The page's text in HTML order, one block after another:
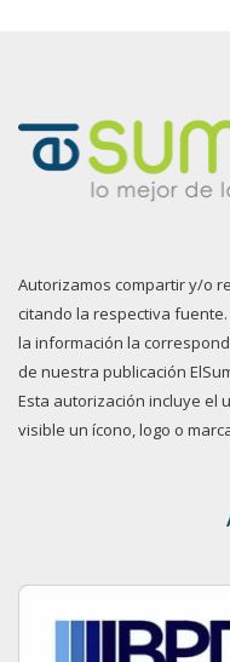
Autorizamos compartir y/o
citando la respectiva
la información la
de nuestra publicación
Esta autorización incluye el
visible un ícono, logo o